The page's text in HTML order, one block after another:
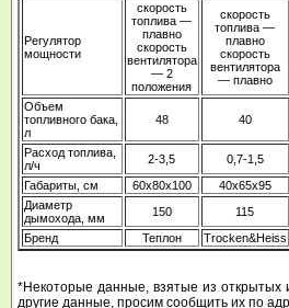
Регулятор
мощности
скорость
топлива —
плавно
скорость
вентилятора
— 2
положения
скорость
топлива —
плавно
скорость
вентилятора
— плавно
Объем
топливного бака,
л
48 40
Расход топлива,
л/ч
2-3,5 0,7-1,5
Габариты, см
60х80х100 40х65х95
Диаметр
дымохода, мм
150 115
Бренд
Теплон Trocken&Heiss
*Некоторые данные, взятые из открытых
другие данные, просим сообщить их по